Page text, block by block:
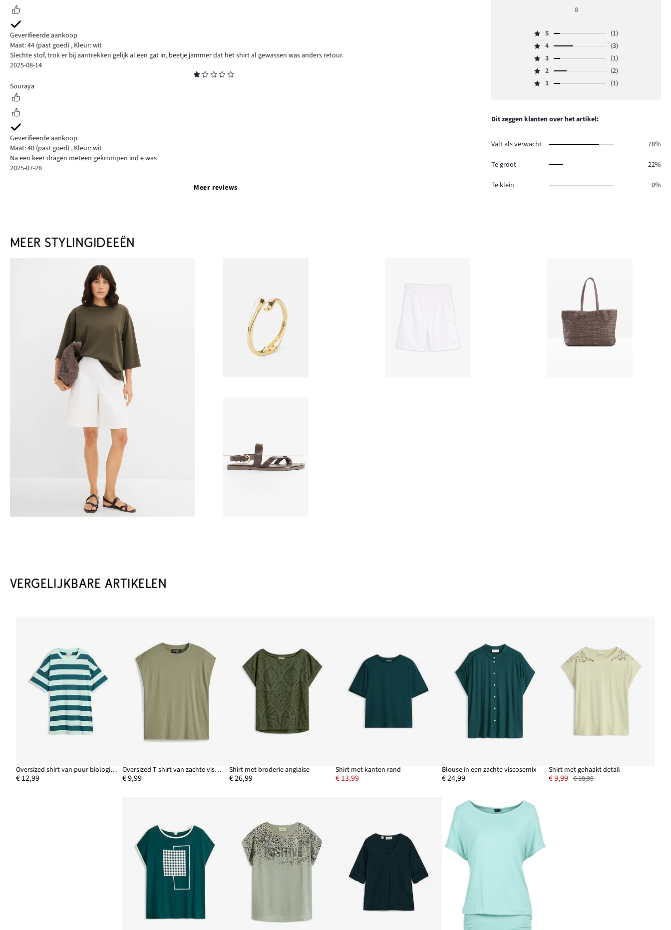
Geverifieerde aankoop
Maat: 44 (past goed) , Kleur: wit
Slechte stof, trok er bij aantrekken gelijk al een gat in, beetje jammer dat het shirt al gewassen was anders retour.
2025-08-14
1
Souraya
Geverifieerde aankoop
Maat: 40 (past goed) , Kleur: wit
Na een keer dragen meteen gekrompen ind e was
2025-07-28
Meer reviews
3
8
Beoordeling
5,
aantal
reviews
5
(1)
Beoordeling
4,
aantal
reviews
4
(3)
Beoordeling
3,
aantal
3
(1)
Beoordeling
2,
2.
2
(2)
Beoordeling
reviews
1 (1)
Dit zeggen klanten over het artikel:
Valt als verwacht 78%
Te groot 22%
Te klein 0%
MEER STYLINGIDEEËN
VERGELIJKBARE ARTIKELEN
Oversized shirt van puur biologisch katoen
€ 12,99
Oversized T-shirt van zachte viscose
€ 9,99
Shirt met broderie anglaise
€ 26,99
Shirt met kanten rand
€ 13,99
Blouse in een zachte viscosemix
€ 24,99
Shirt met gehaakt detail
€ 9,99 € 18,99